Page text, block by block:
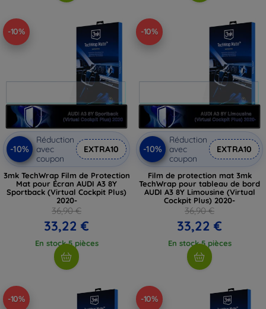
-10%
-10%
Réduction
avec
coupon
EXTRA10
3mk TechWrap Film de Protection
Mat pour Écran AUDI A3 8Y
Sportback (Virtual Cockpit Plus)
2020-
36,90 €
33,22 €
En stock 5 pièces
-10%
-10%
Réduction
avec
coupon
EXTRA10
Film de protection mat 3mk
TechWrap pour tableau de bord
AUDI A3 8Y Limousine (Virtual
Cockpit Plus) 2020-
36,90 €
33,22 €
En stock 5 pièces
-10% -10%